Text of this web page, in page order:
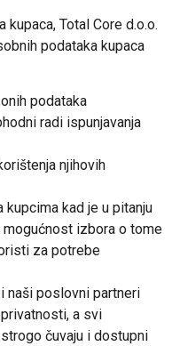
Total Core d.o.o.
podataka kupaca
podataka
radi ispunjavanja
njihovih
kad je u pitanju
izbora o tome
za potrebe
naši poslovni partneri
a svi
čuvaju i dostupni